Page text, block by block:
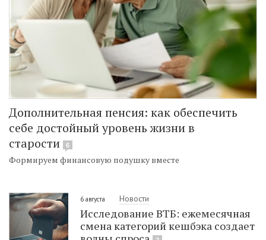
Дополнительная пенсия: как обеспечить
себе достойный уровень жизни в
старости
6
Формируем финансовую подушку вместе
6 августа Новости
Исследование ВТБ: ежемесячная
смена категорий кешбэка создает